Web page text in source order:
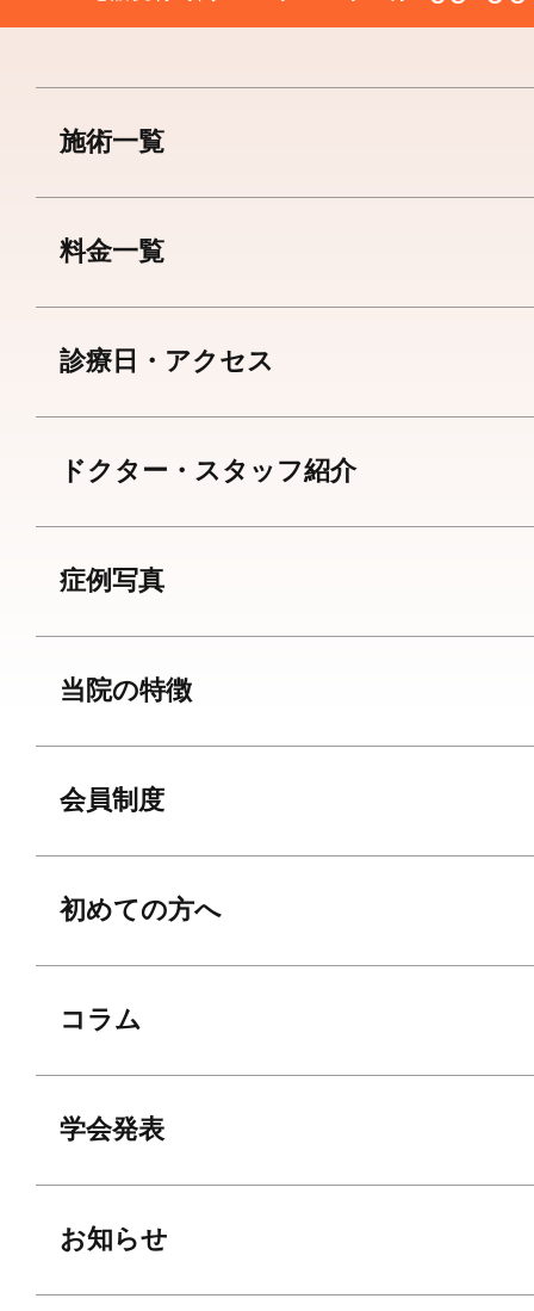
施術一覧
料金一覧
診療日・アクセス
ドクター・スタッフ紹介
症例写真
当院の特徴
会員制度
初めての方へ
コラム
学会発表
お知らせ